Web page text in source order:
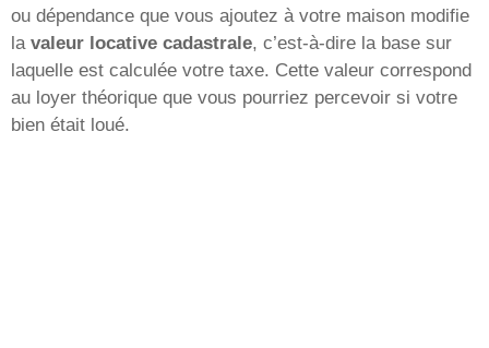
ou dépendance que vous ajoutez à votre maison modifie
la valeur locative cadastrale, c’est-à-dire la base sur
laquelle est calculée votre taxe. Cette valeur correspond
au loyer théorique que vous pourriez percevoir si votre
bien était loué.